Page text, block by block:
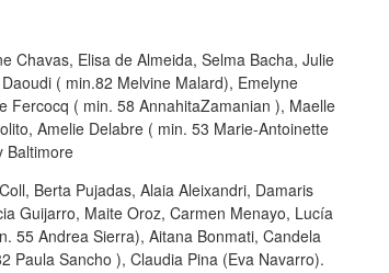
Chavas, Elisa de Almeida, Selma Bacha, Julie
( min.82 Melvine Malard), Emelyne
Fercocq ( min. 58 AnnahitaZamanian ), Maelle
Amelie Delabre ( min. 53 Marie-Antoinette
Baltimore
Berta Pujadas, Alaia Aleixandri, Damaris
Guijarro, Maite Oroz, Carmen Menayo, Lucía
55 Andrea Sierra), Aitana Bonmati, Candela
Paula Sancho ), Claudia Pina (Eva Navarro).